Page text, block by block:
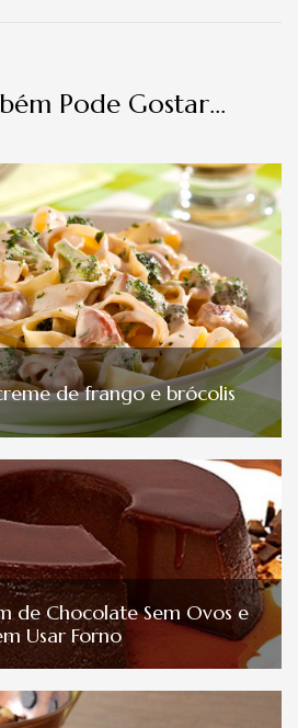
Pode Gostar...
de frango e brócolis
de Chocolate Sem Ovos e
Usar Forno